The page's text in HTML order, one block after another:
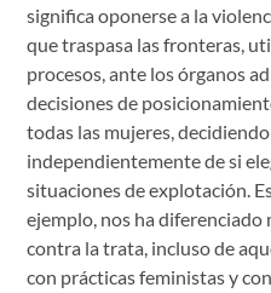
significa oponerse a la
que traspasa las fronteras,
procesos, ante los órganos
decisiones de
todas las mujeres,
independientemente de si
situaciones de explotación.
ejemplo, nos ha diferenciado
contra la trata, incluso de
con prácticas feministas y